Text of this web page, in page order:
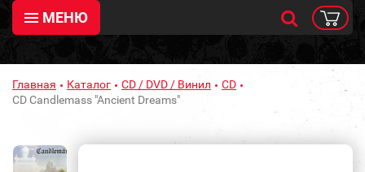
МЕНЮ
Главная Каталог CD / DVD / Винил
CD
CD Candlemass "Ancient Dreams"